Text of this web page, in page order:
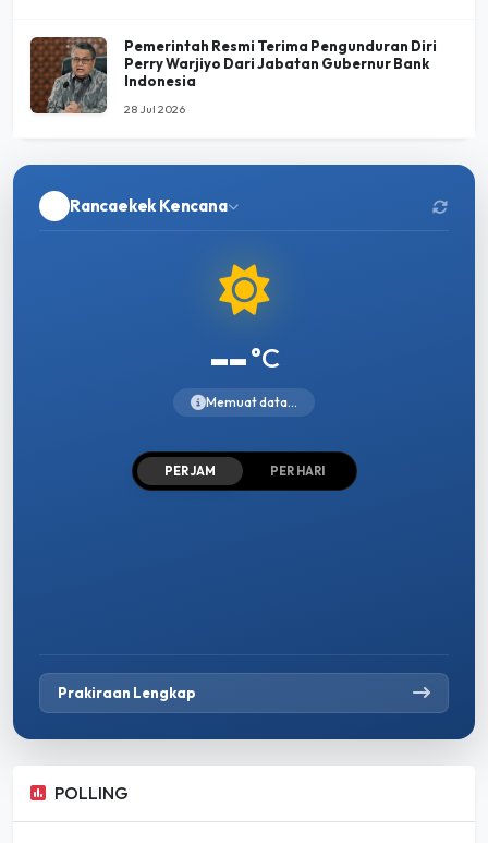
Pemerintah Resmi Terima Pengunduran Diri
Perry Warjiyo Dari Jabatan Gubernur Bank
Indonesia
28 Jul 2026
Rancaekek Kencana
--°C
Memuat data...
PER JAM PER HARI
Prakiraan Lengkap
POLLING